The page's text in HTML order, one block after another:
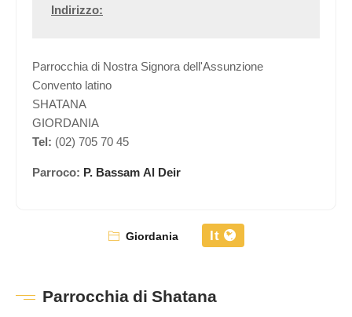
Giordania It
Parrocchia di Shatana
Indirizzo:
Parrocchia di Nostra Signora dell'Assunzione
Convento latino
SHATANA
GIORDANIA
Tel:(02) 705 70 45
Parroco:P. Bassam Al Deir